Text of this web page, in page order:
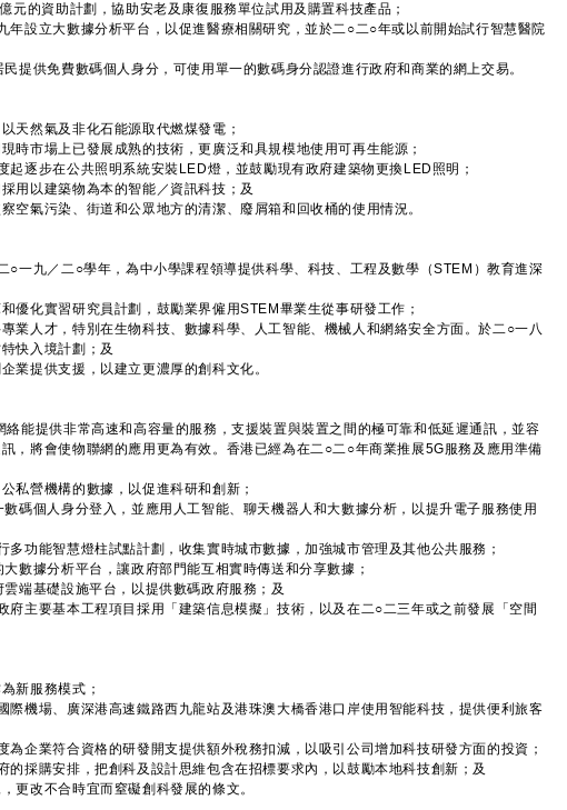
元的資助計劃，協助安老及康復服務單位試用及購置科技產品；
年設立大數據分析平台，以促進醫療相關研究，並於二○二○年或以前開始試行智慧醫院
提供免費數碼個人身分，可使用單一的數碼身分認證進行政府和商業的網上交易。
天然氣及非化石能源取代燃煤發電；
時市場上已發展成熟的技術，更廣泛和具規模地使用可再生能源；
起逐步在公共照明系統安裝LED燈，並鼓勵現有政府建築物更換LED照明；
用以建築物為本的智能／資訊科技；及
空氣污染、街道和公眾地方的清潔、廢屑箱和回收桶的使用情況。
○一九／二○學年，為中小學課程領導提供科學、科技、工程及數學（STEM）教育進深
優化實習研究員計劃，鼓勵業界僱用STEM畢業生從事研發工作；
業人才，特別在生物科技、數據科學、人工智能、機械人和網絡安全方面。於二○一八
快入境計劃；及
業提供支援，以建立更濃厚的創科文化。
絡能提供非常高速和高容量的服務，支援裝置與裝置之間的極可靠和低延遲通訊，並容
，將會使物聯網的應用更為有效。香港已經為在二○二○年商業推展5G服務及應用準備
私營機構的數據，以促進科研和創新；
碼個人身分登入，並應用人工智能、聊天機器人和大數據分析，以提升電子服務使用
多功能智慧燈柱試點計劃，收集實時城市數據，加強城市管理及其他公共服務；
數據分析平台，讓政府部門能互相實時傳送和分享數據；
端基礎設施平台，以提供數碼政府服務；及
府主要基本工程項目採用「建築信息模擬」技術，以及在二○二三年或之前發展「空間
新服務模式；
際機場、廣深港高速鐵路西九龍站及港珠澳大橋香港口岸使用智能科技，提供便利旅客
為企業符合資格的研發開支提供額外稅務扣減，以吸引公司增加科技研發方面的投資；
的採購安排，把創科及設計思維包含在招標要求內，以鼓勵本地科技創新；及
更改不合時宜而窒礙創科發展的條文。